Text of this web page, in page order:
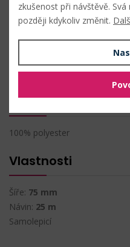
Samolepíci suchý zip slouží
Využijete ho na připevnění
PŘIDAT DO
Složení
100% polyester
Vlastnosti
Šíře: 75 mm
Návin: 25 m
Samolepicí
zkušenost při návštěvě.
později kdykoliv změnit.